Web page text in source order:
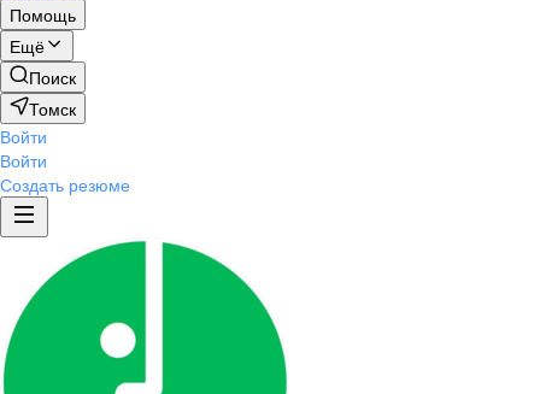
Помощь
Ещё
Поиск
Томск
Войти
Войти
Создать резюме